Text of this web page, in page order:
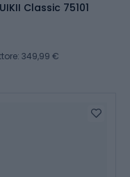
Classic 75101
349,99 €